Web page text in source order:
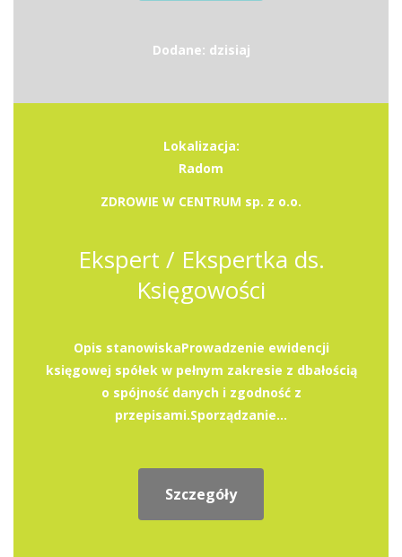
Dodane: dzisiaj
Lokalizacja:
Radom
ZDROWIE W CENTRUM sp. z o.o.
Ekspert / Ekspertka ds.
Księgowości
Opis stanowiskaProwadzenie ewidencji
księgowej spółek w pełnym zakresie z dbałością
o spójność danych i zgodność z
przepisami.Sporządzanie...
Szczegóły